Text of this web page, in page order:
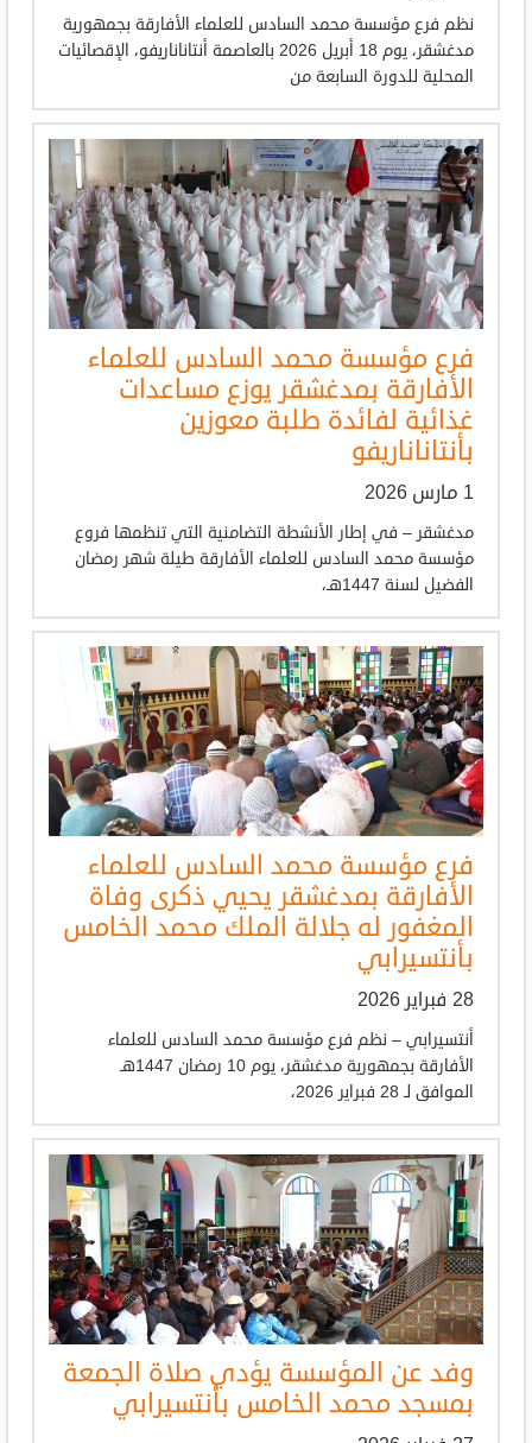
نظم فرع مؤسسة محمد السادس للعلماء الأفارقة بجمهورية
مدغشقر، يوم 18 أبريل 2026 بالعاصمة أنتاناناريفو، الإقصائيات
المحلية للدورة السابعة من
فرع مؤسسة محمد السادس للعلماء
الأفارقة بمدغشقر يوزع مساعدات
غذائية لفائدة طلبة معوزين
بأنتاناناريفو
1 مارس 2026
مدغشقر – في إطار الأنشطة التضامنية التي تنظمها فروع
مؤسسة محمد السادس للعلماء الأفارقة طيلة شهر رمضان
الفضيل لسنة 1447هـ،
فرع مؤسسة محمد السادس للعلماء
الأفارقة بمدغشقر يحيي ذكرى وفاة
المغفور له جلالة الملك محمد الخامس
بأنتسيرابي
28 فبراير 2026
أنتسيرابي – نظم فرع مؤسسة محمد السادس للعلماء
الأفارقة بجمهورية مدغشقر، يوم 10 رمضان 1447هـ
الموافق لـ 28 فبراير 2026،
وفد عن المؤسسة يؤدي صلاة الجمعة
بمسجد محمد الخامس بأنتسيرابي